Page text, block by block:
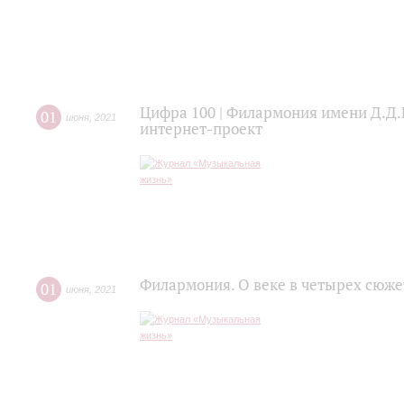
01 июня 2021
Цифра 100 | Филармония имени
интернет-проект
01 июня 2021 Филармония. О веке в четырех